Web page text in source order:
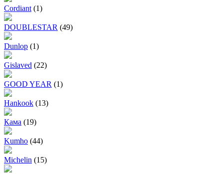
Cordiant (1)
DOUBLESTAR (49)
Dunlop (1)
Gislaved (22)
GOOD YEAR (1)
Hankook (13)
Кама (19)
Kumho (44)
Michelin (15)